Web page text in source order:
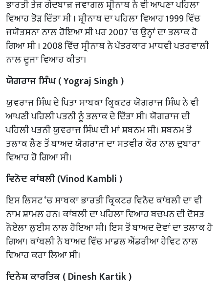
ਭਾਰਤੀ ਤੇਜ਼ ਗੇਂਦਬਾਜ਼ ਜਵਾਗਲ ਸ਼੍ਰੀਨਾਥ ਨੇ ਵੀ ਆਪਣਾ ਪਹਿਲਾ
ਵਿਆਹ ਤੋੜ ਦਿੱਤਾ ਸੀ । ਸ਼੍ਰੀਨਾਥ ਦਾ ਪਹਿਲਾ ਵਿਆਹ 1999 ਵਿੱਚ
ਜਯੋਤਸਨਾ ਨਾਲ ਹੋਇਆ ਸੀ ਪਰ 2007 ‘ਚ ਉਨ੍ਹਾਂ ਦਾ ਤਲਾਕ ਹੋ
ਗਿਆ ਸੀ । 2008 ਵਿੱਚ ਸ੍ਰੀਨਾਥ ਨੇ ਪੱਤਰਕਾਰ ਮਾਧਵੀ ਪਤਰਵਾਲੀ
ਨਾਲ ਦੂਜਾ ਵਿਆਹ ਕੀਤਾ।
ਯੋਗਰਾਜ ਸਿੰਘ ( Yograj Singh )
ਯੁਵਰਾਜ ਸਿੰਘ ਦੇ ਪਿਤਾ ਸਾਬਕਾ ਕ੍ਰਿਕਟਰ ਯੋਗਰਾਜ ਸਿੰਘ ਨੇ ਵੀ
ਆਪਣੀ ਪਹਿਲੀ ਪਤਨੀ ਨੂੰ ਤਲਾਕ ਦੇ ਦਿੱਤਾ ਸੀ। ਯੋਗਰਾਜ ਦੀ
ਪਹਿਲੀ ਪਤਨੀ ਯੁਵਰਾਜ ਸਿੰਘ ਦੀ ਮਾਂ ਸ਼ਬਨਮ ਸੀ। ਸ਼ਬਨਮ ਤੋਂ
ਤਲਾਕ ਲੈਣ ਤੋਂ ਬਾਅਦ ਯੋਗਰਾਜ ਦਾ ਸਤਵੀਰ ਕੌਰ ਨਾਲ ਦੁਬਾਰਾ
ਵਿਆਹ ਹੋ ਗਿਆ ਸੀ।
ਵਿਨੋਦ ਕਾਂਬਲੀ (Vinod Kambli )
ਇਸ ਲਿਸਟ ‘ਚ ਸਾਬਕਾ ਭਾਰਤੀ ਕ੍ਰਿਕਟਰ ਵਿਨੋਦ ਕਾਂਬਲੀ ਦਾ ਵੀ
ਨਾਮ ਸ਼ਾਮਲ ਹਨ। ਕਾਂਬਲੀ ਦਾ ਪਹਿਲਾ ਵਿਆਹ ਬਚਪਨ ਦੀ ਦੋਸਤ
ਨੋਏਲਾ ਲੁਈਸ ਨਾਲ ਹੋਇਆ ਸੀ। ਇਸ ਤੋਂ ਬਾਅਦ ਦੋਵਾਂ ਦਾ ਤਲਾਕ ਹੋ
ਗਿਆ। ਕਾਂਬਲੀ ਨੇ ਬਾਅਦ ਵਿੱਚ ਮਾਡਲ ਐਂਡਰੀਆ ਹੇਵਿਟ ਨਾਲ
ਵਿਆਹ ਕਰਾ ਲਿਆ ਸੀ।
ਦਿਨੇਸ਼ ਕਾਰਤਿਕ ( Dinesh Kartik )